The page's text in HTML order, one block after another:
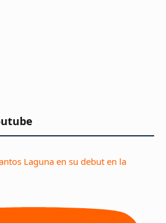
Laguna en su debut en la